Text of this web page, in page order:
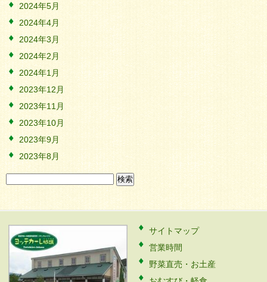
2024年5月
2024年4月
2024年3月
2024年2月
2024年1月
2023年12月
2023年11月
2023年10月
2023年9月
2023年8月
索:
サイトマップ
営業時間
野菜直売・お土産